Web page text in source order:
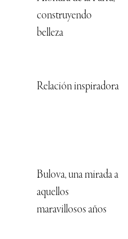
construyendo
belleza
Relación inspiradora
Bulova, una mirada a
aquellos
maravillosos años